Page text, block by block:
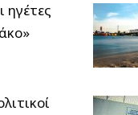
ηγέτες